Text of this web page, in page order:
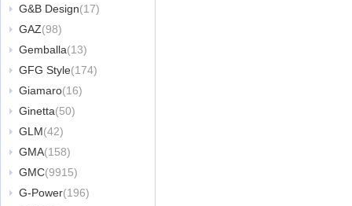
G&B Design(17)
GAZ(98)
Gemballa(13)
GFG Style(174)
Giamaro(16)
Ginetta(50)
GLM(42)
GMA(158)
GMC(9915)
G-Power(196)